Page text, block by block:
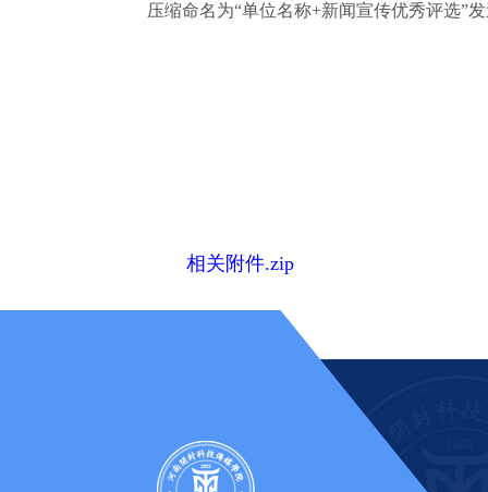
压缩命名为“单位名称+新闻宣传优秀评选”
相关附件.zip